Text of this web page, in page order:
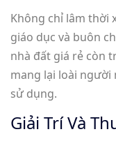
Không chỉ lâm thời
giáo dục và buôn
nhà đất giá rẻ còn
mang lại loài người
sử dụng.
Giải Trí Và